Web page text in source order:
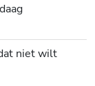
niet wilt